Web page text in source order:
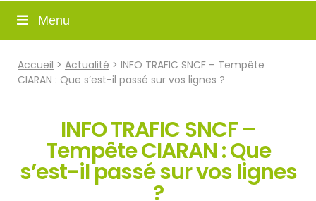
Menu
Accueil > Actualité > INFO TRAFIC SNCF – Tempête
CIARAN : Que s’est-il passé sur vos lignes ?
INFO TRAFIC SNCF –
Tempête CIARAN : Que
s’est-il passé sur vos lignes
?